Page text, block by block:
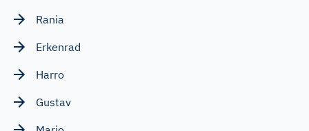
Rania
Erkenrad
Harro
Gustav